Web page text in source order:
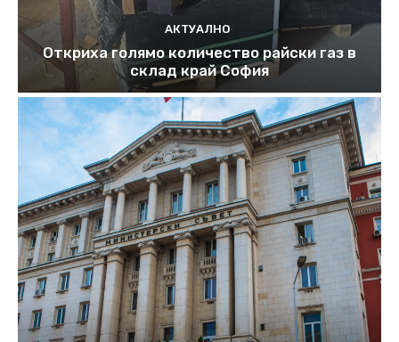
АКТУАЛНО
Откриха голямо количество райски газ в
склад край София